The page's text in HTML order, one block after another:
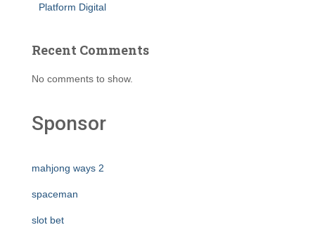
Platform Digital
Recent Comments
No comments to show.
Sponsor
mahjong ways 2
spaceman
slot bet